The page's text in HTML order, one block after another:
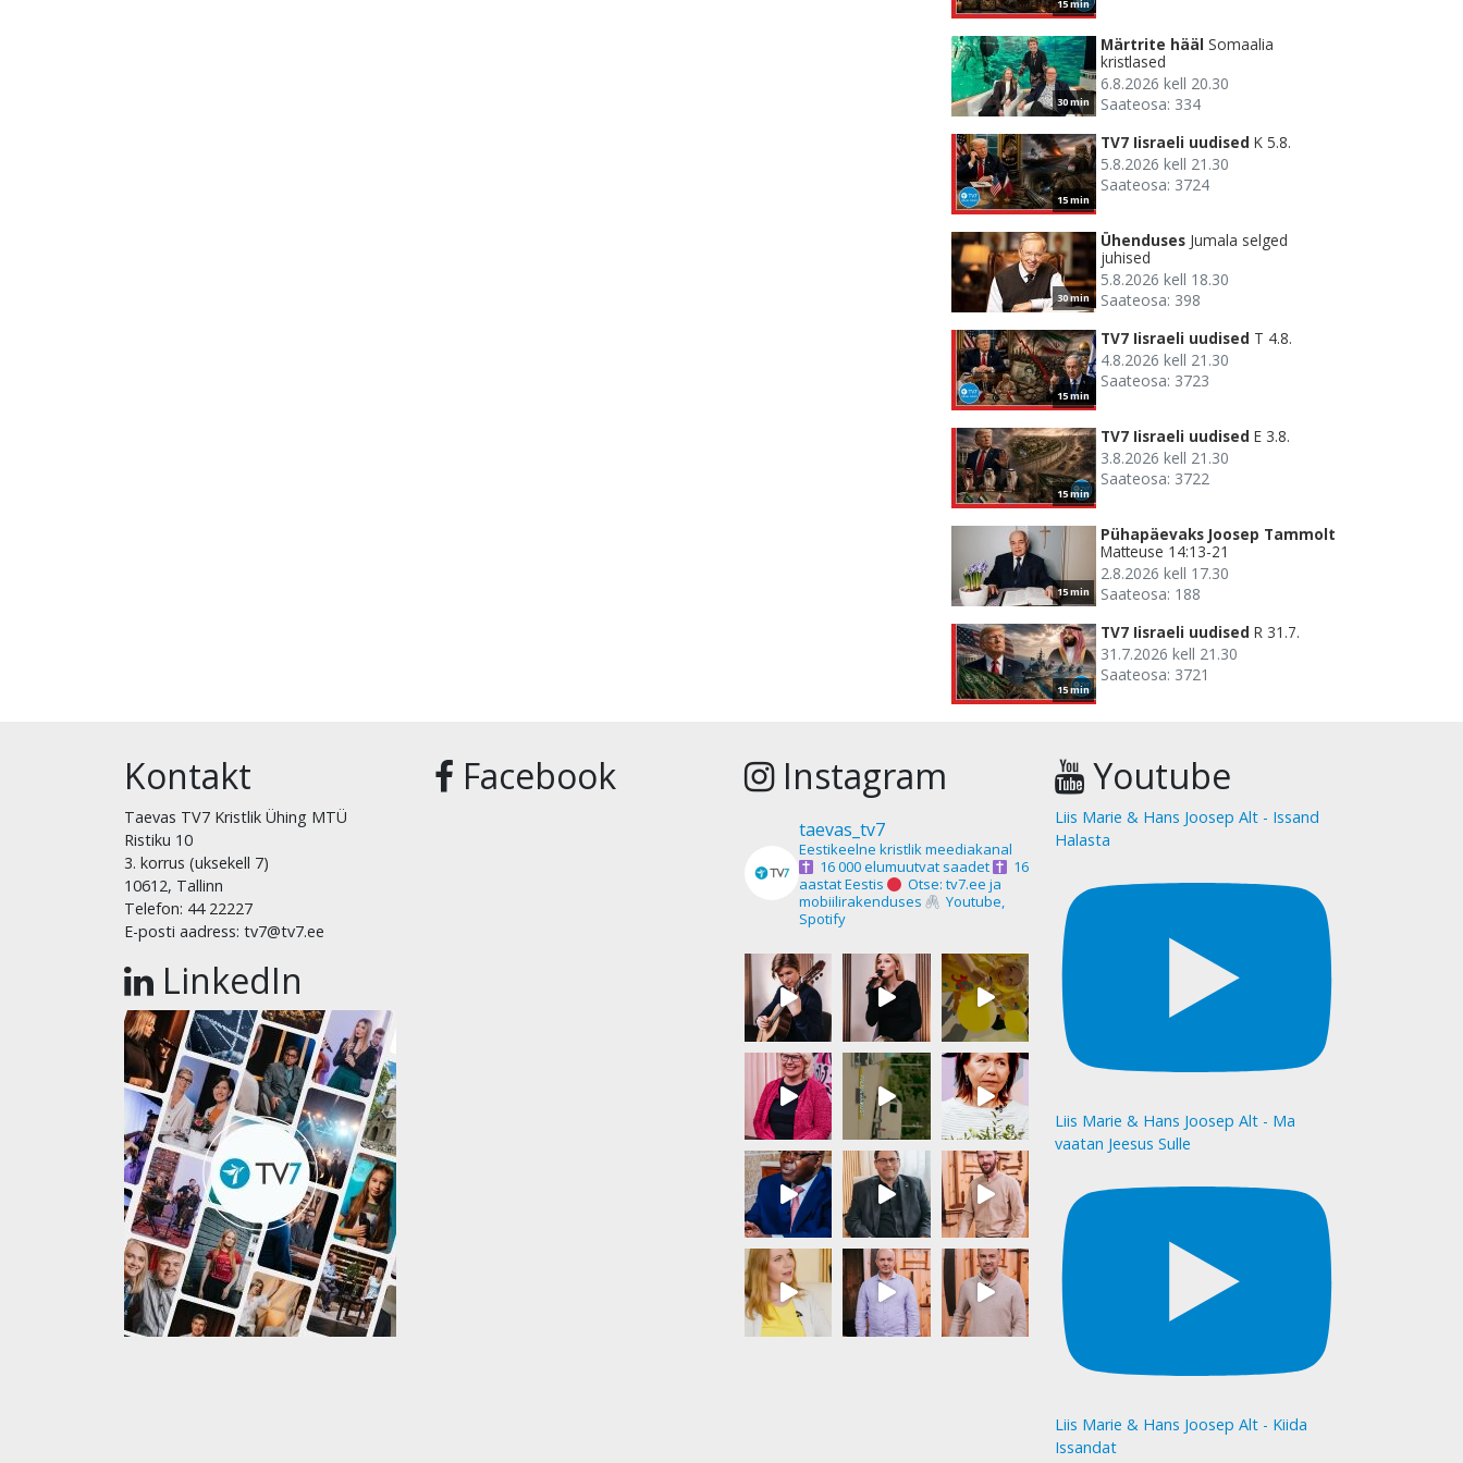
15 min
30 min
Märtrite hääl Somaalia
kristlased
6.8.2026 kell 20.30
Saateosa: 334
15 min
TV7 Iisraeli uudised K 5.8.
5.8.2026 kell 21.30
Saateosa: 3724
30 min
Ühenduses Jumala selged
juhised
5.8.2026 kell 18.30
Saateosa: 398
15 min
TV7 Iisraeli uudised T 4.8.
4.8.2026 kell 21.30
Saateosa: 3723
15 min
TV7 Iisraeli uudised E 3.8.
3.8.2026 kell 21.30
Saateosa: 3722
15 min
Pühapäevaks Joosep Tammolt
Matteuse 14:13-21
2.8.2026 kell 17.30
Saateosa: 188
15 min
TV7 Iisraeli uudised R 31.7.
31.7.2026 kell 21.30
Saateosa: 3721
Kontakt
Taevas TV7 Kristlik Ühing MTÜ
Ristiku 10
3. korrus (uksekell 7)
10612, Tallinn
Telefon: 44 22227
E-posti aadress: tv7@tv7.ee
LinkedIn
Facebook Instagram
taevas_tv7
Eestikeelne kristlik meediakanal
16 000 elumuutvat saadet
16
aastat Eestis
Otse: tv7.ee ja
mobiilirakenduses
Youtube,
Spotify
Youtube
Liis Marie & Hans Joosep Alt - Issand
Halasta
Liis Marie & Hans Joosep Alt - Ma
vaatan Jeesus Sulle
Liis Marie & Hans Joosep Alt - Kiida
Issandat